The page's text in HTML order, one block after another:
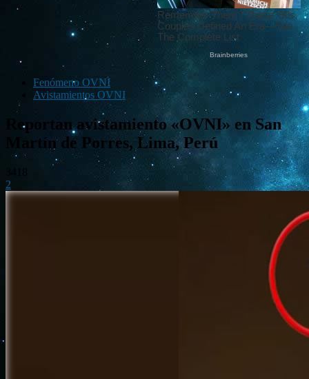
Fenómeno OVNI
Avistamientos OVNI
Reportan avistamiento «OVNI» en San
Martín de Porres, Lima, Perú
2